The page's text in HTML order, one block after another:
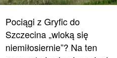
Pociągi z Gryfic do
Szczecina „wloką się
niemiłosiernie”? Na ten